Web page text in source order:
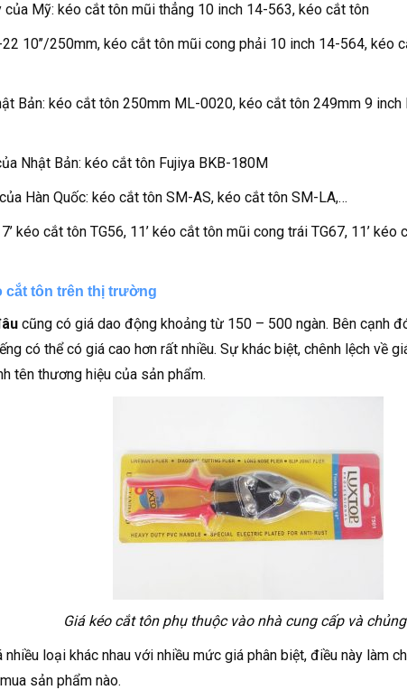
Mỹ: kéo cắt tôn mũi thẳng 10 inch 14-563, kéo cắt tôn
10’’/250mm, kéo cắt tôn mũi cong phải 10 inch 14-564, kéo
Bản: kéo cắt tôn 250mm ML-0020, kéo cắt tôn 249mm 9
Nhật Bản: kéo cắt tôn Fujiya BKB-180M
Hàn Quốc: kéo cắt tôn SM-AS, kéo cắt tôn SM-LA,…
kéo cắt tôn TG56, 11’ kéo cắt tôn mũi cong trái TG67, 11’
cắt tôn trên thị trường
cũng có giá dao động khoảng từ 150 – 500 ngàn. Bên cạnh
có thể có giá cao hơn rất nhiều. Sự khác biệt, chênh lệch về
tên thương hiệu của sản phẩm.
Giá kéo cắt tôn phụ thuộc vào nhà cung cấp và
loại khác nhau với nhiều mức giá phân biệt, điều này làm
sản phẩm nào.